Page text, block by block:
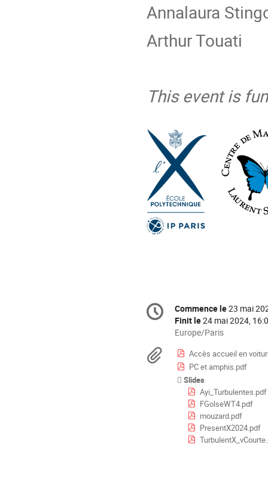
Annalaura
Arthur Touati
This event is
Information
de
conférence
Date/Heure
Commence le23 mai
Finit le24 mai 2024,
Toutes
horaires
sont
en
Europe/Paris
Europe/Paris
Documents
Accès accueil en
PC et amphis.pdf
Slides
Ayi_Turbulentes.pdf
FGolseWT4.pdf
mouzard.pdf
PresentX2024.pdf